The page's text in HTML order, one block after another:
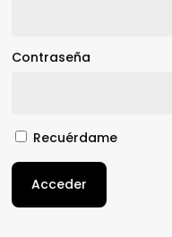
Contraseña
Recuérdame
Acceder